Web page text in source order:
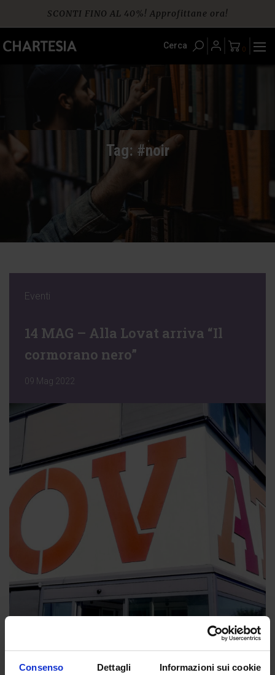
Consenso Dettagli Informazioni sui cookie
content
SCONTI FINO AL 40%! Approfittane ora!
Spedizione gratuita per ordini da € 60
Cerca 0
Tag: #noir
Eventi
14 MAG – Alla Lovat arriva “Il
cormorano nero”
09 Mag 2022